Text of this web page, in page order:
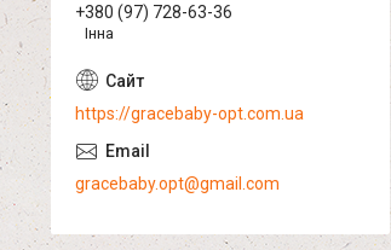
+380 (97) 728-63-36
Інна
https://gracebaby-opt.com.ua
gracebaby.opt@gmail.com